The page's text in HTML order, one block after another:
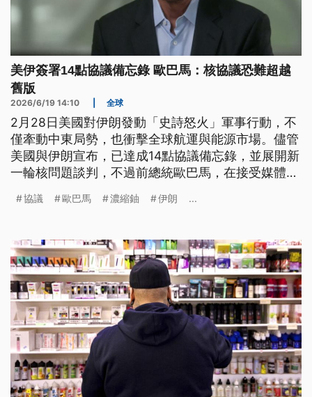
美伊簽署14點協議備忘錄 歐巴馬：核協議恐難超越
舊版
2026/6/19 14:10 全球
2月28日美國對伊朗發動「史詩怒火」軍事行動，不
僅牽動中東局勢，也衝擊全球航運與能源市場。儘管
美國與伊朗宣布，已達成14點協議備忘錄，並展開新
一輪核問題談判，不過前總統歐巴馬，在接受媒體專
核協議更好。歐巴馬強調，歷史已證明美國無法單靠
部分爭議，同時避免戰爭的外交方案。而美伊接下來
60天的談判結果，也將成為外界關注焦點。
協議 歐巴馬 濃縮鈾 伊朗 ...